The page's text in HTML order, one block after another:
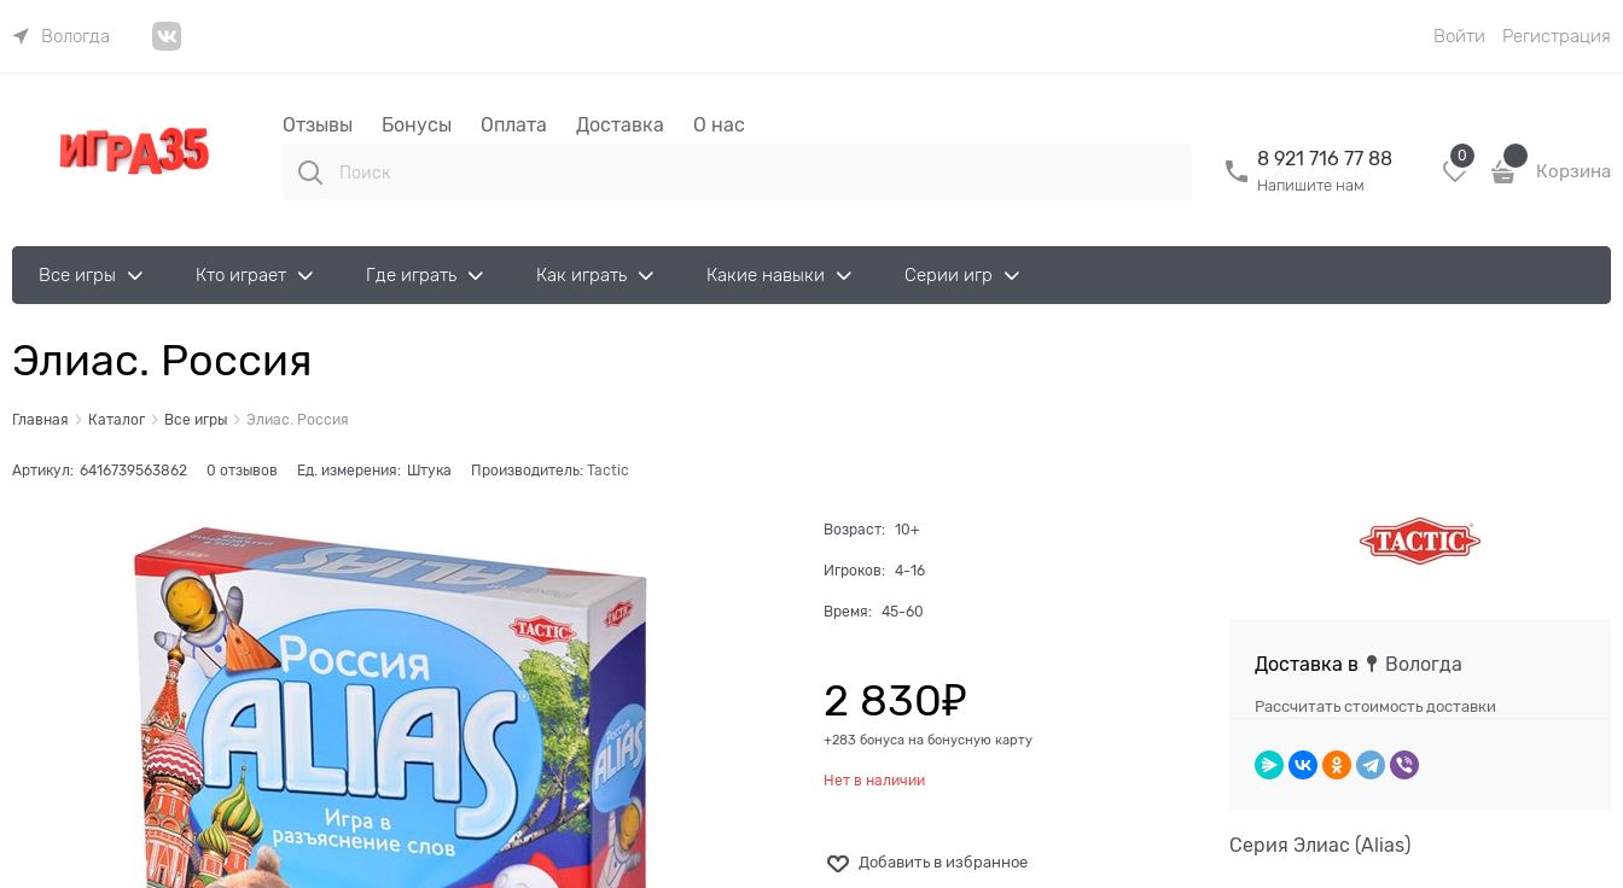
Вологда Войти Регистрация
Отзывы Бонусы Оплата Доставка
О нас
8 921 716 77 88
Напишите нам
0
Корзина
Все игры Кто играет Где играть Как играть Какие навыки Серии игр
Элиас. Россия
Главная Каталог Все игры Элиас. Россия
Артикул: 6416739563862 0 отзывов Ед. измерения: Штука Производитель: Tactic
Возраст: 10+
Игроков: 4-16
Время: 45-60
2 830₽
+283 бонуса на бонусную карту
Нет в наличии
Добавить в избранное
Доставка в Вологда
Рассчитать стоимость доставки
Серия Элиас (Alias)